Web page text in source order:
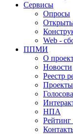
Сервисы
Опросы
Web -
ППМИ
О
Новости
Реестр
НПА